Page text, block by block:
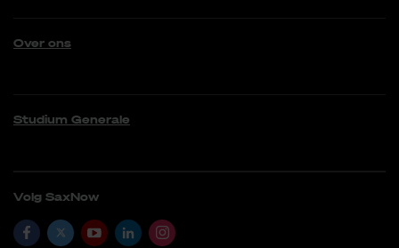
Over ons
Studium Generale
Volg SaxNow